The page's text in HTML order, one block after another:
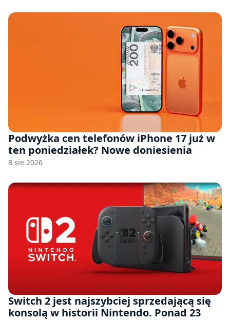
Podwyżka cen telefonów iPhone 17 już w
ten poniedziałek? Nowe doniesienia
8 sie 2026
Switch 2 jest najszybciej sprzedającą się
konsolą w historii Nintendo. Ponad 23